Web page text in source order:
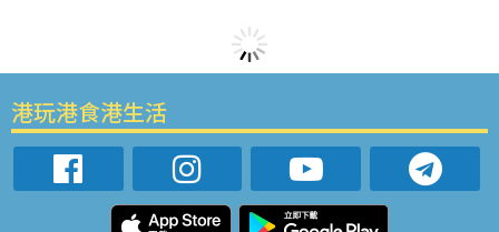
港玩港食港生活